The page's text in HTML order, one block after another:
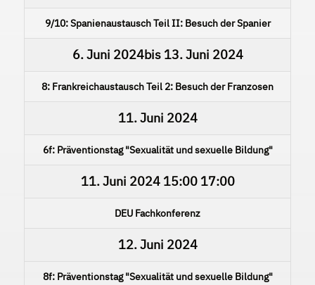
9/10: Spanienaustausch Teil II: Besuch der Spanier
6. Juni 2024bis 13. Juni 2024
8: Frankreichaustausch Teil 2: Besuch der Franzosen
11. Juni 2024
6f: Präventionstag "Sexualität und sexuelle Bildung"
11. Juni 202415:00 17:00
DEU Fachkonferenz
12. Juni 2024
8f: Präventionstag "Sexualität und sexuelle Bildung"